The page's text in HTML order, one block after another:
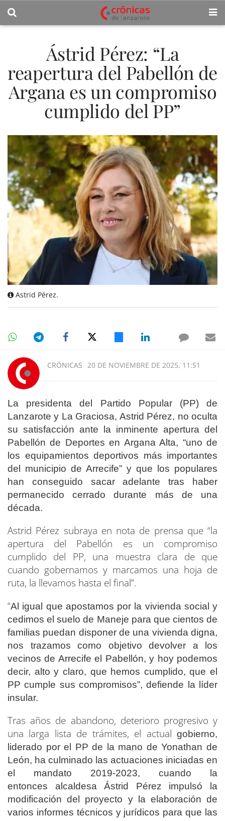
Ástrid Pérez: “La
reapertura del Pabellón de
Argana es un compromiso
cumplido del PP”
Astrid Pérez.
CRÓNICAS 20 DE NOVIEMBRE DE 2025, 11:51
La presidentadel Partido Popular (PP) de
Lanzarote y La Graciosa, Astrid Pérez, no oculta
su satisfacción ante la inminente apertura del
Pabellón de Deportes en Argana Alta, “uno de
los equipamientos deportivos más importantes
del municipio de Arrecife” y que los populares
han conseguido sacar adelante tras haber
permanecido cerrado durante más de una
década.
Astrid Pérez subraya en nota de prensa que “la
apertura del Pabellón es un compromiso
cumplido del PP, una muestra clara de que
cuando gobernamos y marcamos una hoja de
ruta, la llevamos hasta el final”.
“Al igual que apostamos por la vivienda social y
cedimos el suelo de Maneje para que cientos de
familias puedan disponer de una vivienda digna,
nos trazamos como objetivo devolver a los
vecinos de Arrecife el Pabellón, y hoy podemos
decir, alto y claro, que hemos cumplido, que el
PP cumple sus compromisos”, defiende la líder
insular.
Tras años de abandono, deterioro progresivo y
una larga lista de trámites, el actual gobierno,
liderado por el PP de la mano de Yonathan de
León, ha culminado las actuaciones iniciadas en
el mandato 2019-2023, cuando la
entonces alcaldesa Ástrid Pérez impulsó la
modificación del proyecto y la elaboración de
varios informes técnicos y jurídicos para que las